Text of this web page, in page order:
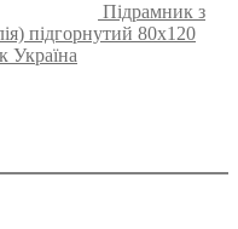
Підрамник з
підгорнутий 80х120
Україна